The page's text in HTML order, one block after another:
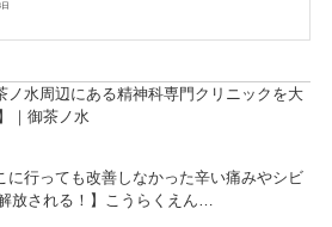
ノ水周辺にある精神科専門クリニックを大
｜御茶ノ水
に行っても改善しなかった辛い痛みやシビ
放される！】こうらくえん…